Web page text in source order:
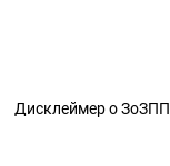
Дисклеймер о ЗоЗПП